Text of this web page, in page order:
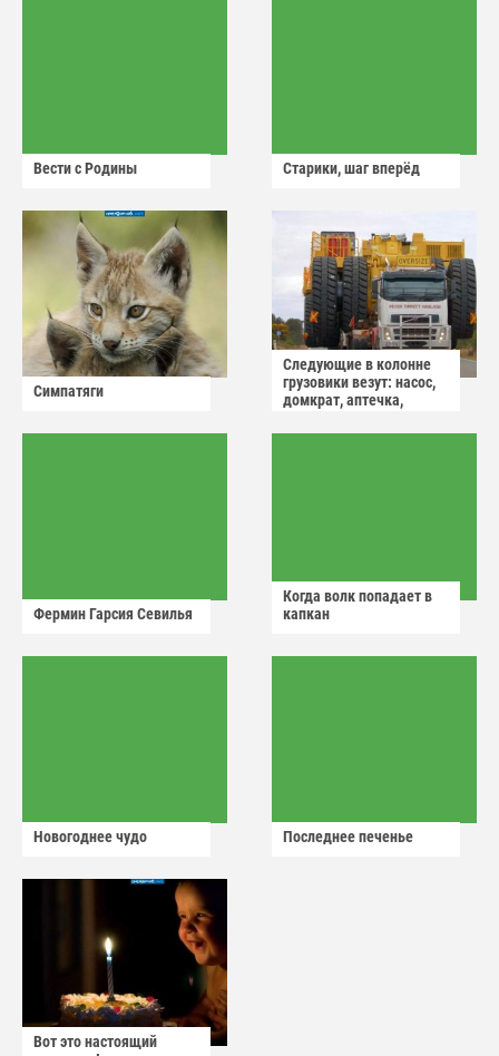
Вести с Родины Старики, шаг вперёд
Симпатяги
Следующие в колонне
грузовики везут: насос,
домкрат, аптечка,
Фермин Гарсия Севилья
Когда волк попадает в
капкан
Новогоднее чудо Последнее печенье
Вот это настоящий